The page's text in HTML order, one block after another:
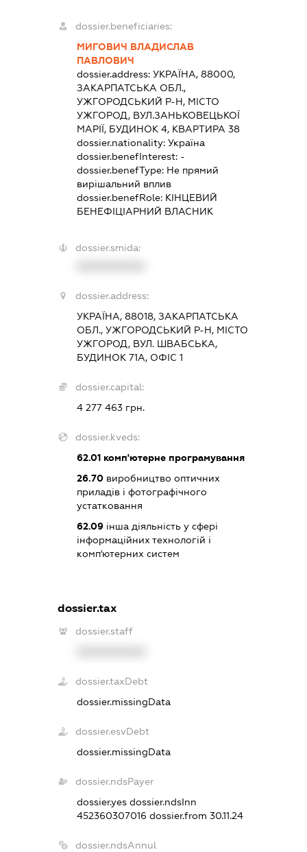
dossier.beneficiaries:
МИГОВИЧ ВЛАДИСЛАВ
ПАВЛОВИЧ
dossier.address: УКРАЇНА, 88000,
ЗАКАРПАТСЬКА ОБЛ.,
УЖГОРОДСЬКИЙ Р-Н, МІСТО
УЖГОРОД, ВУЛ.ЗАНЬКОВЕЦЬКОЇ
МАРІЇ, БУДИНОК 4, КВАРТИРА 38
dossier.nationality: Україна
dossier.benefInterest: -
dossier.benefType: Не прямий
вирішальний вплив
dossier.benefRole: КІНЦЕВИЙ
БЕНЕФІЦІАРНИЙ ВЛАСНИК
dossier.smida:
dossier.address:
УКРАЇНА, 88018, ЗАКАРПАТСЬКА
ОБЛ., УЖГОРОДСЬКИЙ Р-Н, МІСТО
УЖГОРОД, ВУЛ. ШВАБСЬКА,
БУДИНОК 71А, ОФІС 1
dossier.capital:
4 277 463 грн.
dossier.kveds:
62.01комп'ютерне програмування
26.70виробництво оптичних
приладів і фотографічного
устатковання
62.09інша діяльність у сфері
інформаційних технологій і
комп'ютерних систем
dossier.tax
dossier.staff
dossier.taxDebt
dossier.missingData
dossier.esvDebt
dossier.missingData
dossier.ndsPayer
dossier.yes dossier.ndsInn
452360307016 dossier.from 30.11.24
dossier.ndsAnnul